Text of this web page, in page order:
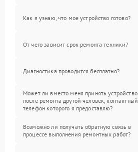
Как я узнаю, что мое устройство готово?
От чего зависит срок ремонта техники?
Диагностика проводится бесплатно?
Может ли вместо меня принять устройство
после ремонта другой человек, контактный
телефон которого я предоставлю?
Возможно ли получать обратную связь в
процессе выполнения ремонтных работ?